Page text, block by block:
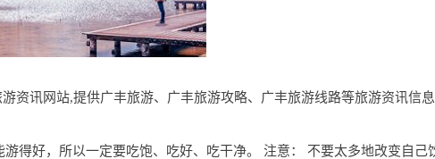
资讯网站,提供广丰旅游、广丰旅游攻略、广丰旅游线路等旅游资讯信息
得好，所以一定要吃饱、吃好、吃干净。 注意： 不要太多地改变自己